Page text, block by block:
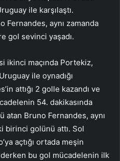
ile karşılaştı.
Fernandes, aynı zamanda
gol sevinci yaşadı.
ikinci maçında Portekiz,
ile oynadığı
attığı 2 golle kazandı ve
54. dakikasında
atan Bruno Fernandes, aynı
birinci golünü attı. Sol
açtığı ortada meşin
bu gol mücadelenin ilk